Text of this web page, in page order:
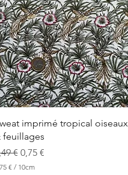
Aperçu rapide
imprimé tropical oiseaux
feuillages
original
€ Prix promotionnel
0,75 €
€ / 10cm